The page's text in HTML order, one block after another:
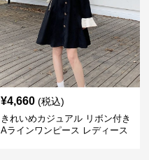
¥4,660 (税込)
きれいめカジュアル リボン付き
Aラインワンピース レディース